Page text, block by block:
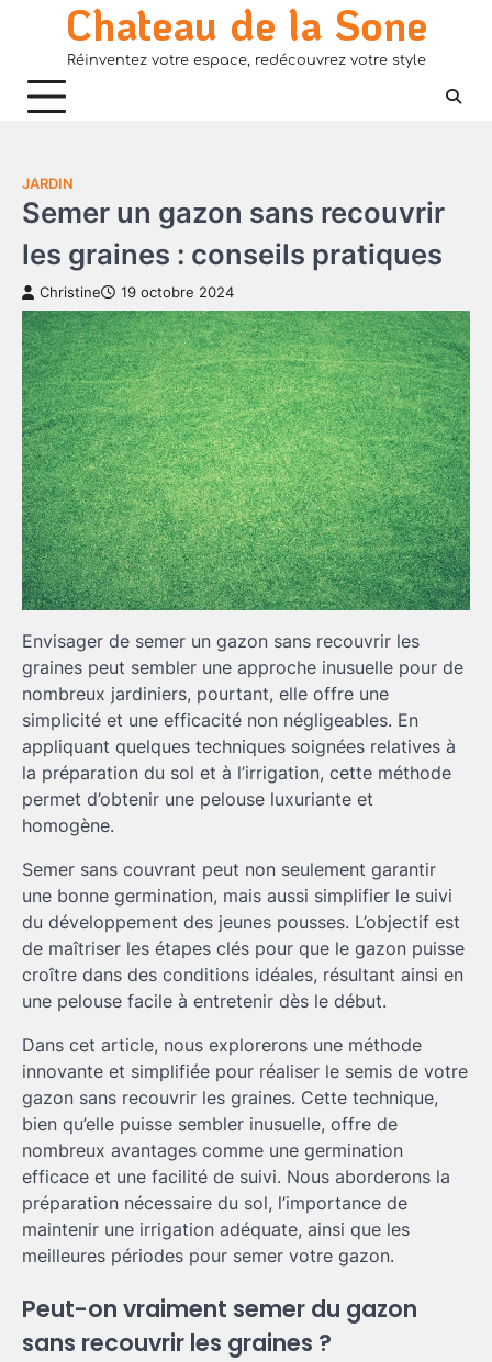
Chateau de la Sone
Réinventez votre espace, redécouvrez votre style
JARDIN
Semer un gazon sans recouvrir
les graines : conseils pratiques
Christine 19 octobre 2024
Envisager de semer un gazon sans recouvrir les
graines peut sembler une approche inusuelle pour de
nombreux jardiniers, pourtant, elle offre une
simplicité et une efficacité non négligeables. En
appliquant quelques techniques soignées relatives à
la préparation du sol et à l’irrigation, cette méthode
permet d’obtenir une pelouse luxuriante et
homogène.
Semer sans couvrant peut non seulement garantir
une bonne germination, mais aussi simplifier le suivi
du développement des jeunes pousses. L’objectif est
de maîtriser les étapes clés pour que le gazon puisse
croître dans des conditions idéales, résultant ainsi en
une pelouse facile à entretenir dès le début.
Dans cet article, nous explorerons une méthode
innovante et simplifiée pour réaliser le semis de votre
gazon sans recouvrir les graines. Cette technique,
bien qu’elle puisse sembler inusuelle, offre de
nombreux avantages comme une germination
efficace et une facilité de suivi. Nous aborderons la
préparation nécessaire du sol, l’importance de
maintenir une irrigation adéquate, ainsi que les
meilleures périodes pour semer votre gazon.
Peut-on vraiment semer du gazon
sans recouvrir les graines ?